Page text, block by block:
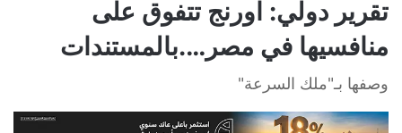
تقرير دولي: اورنج تتفوق على
منافسيها في مصر….بالمستندات
وصفها بـ"ملك السرعة"